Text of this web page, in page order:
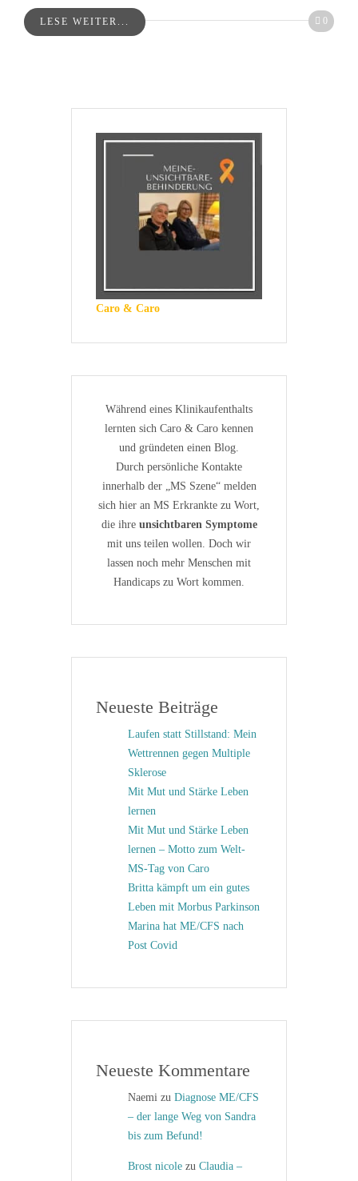
LESE WEITER... 0
Caro & Caro
Während eines Klinikaufenthalts
lernten sich Caro & Caro kennen
und gründeten einen Blog.
Durch persönliche Kontakte
innerhalb der „MS Szene“ melden
sich hier an MS Erkrankte zu Wort,
die ihre unsichtbaren Symptome
mit uns teilen wollen. Doch wir
lassen noch mehr Menschen mit
Handicaps zu Wort kommen.
Neueste Beiträge
Laufen statt Stillstand: Mein
Wettrennen gegen Multiple
Sklerose
Mit Mut und Stärke Leben
lernen
Mit Mut und Stärke Leben
lernen – Motto zum Welt-
MS-Tag von Caro
Britta kämpft um ein gutes
Leben mit Morbus Parkinson
Marina hat ME/CFS nach
Post Covid
Neueste Kommentare
Naemi zu Diagnose ME/CFS
– der lange Weg von Sandra
bis zum Befund!
Brost nicole zu Claudia –